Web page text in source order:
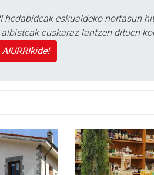
hedabideak eskualdeko nortasun
euskaraz lantzen dituen